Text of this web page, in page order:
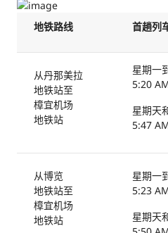
地铁路线 首趟列
从丹那美拉
地铁站至
樟宜机场
地铁站
星期一
5:20
星期天
5:47
从博览
地铁站至
樟宜机场
地铁站
星期一
5:23
星期天